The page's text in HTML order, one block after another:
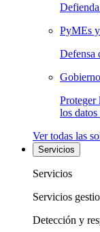
PyMEs
Defensa
Proteger
los
Ver todas las
Servicios
Servicios
Servicios
Detección y